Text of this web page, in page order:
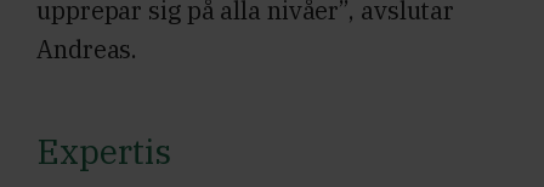
upprepar sig på alla nivåer”, avslutar
Andreas.
Expertis